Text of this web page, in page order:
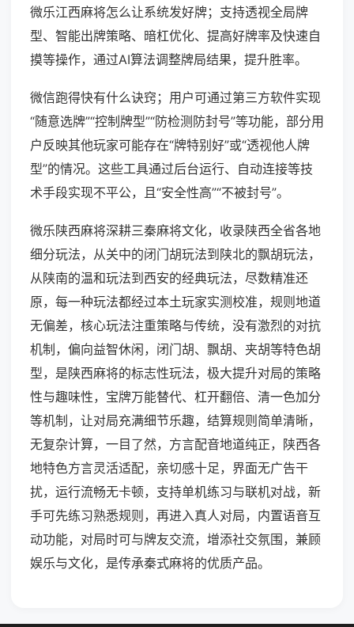
微乐江西麻将怎么让系统发好牌；支持透视全局牌
型、智能出牌策略、暗杠优化、提高好牌率及快速自
摸等操作，通过AI算法调整牌局结果，提升胜率。
微信跑得快有什么诀窍；用户可通过第三方软件实现
“随意选牌”“控制牌型”“防检测防封号”等功能，部分用
户反映其他玩家可能存在“牌特别好”或“透视他人牌
型”的情况。这些工具通过后台运行、自动连接等技
术手段实现不平公，且“安全性高”“不被封号”。
微乐陕西麻将深耕三秦麻将文化，收录陕西全省各地
细分玩法，从关中的闭门胡玩法到陕北的飘胡玩法，
从陕南的温和玩法到西安的经典玩法，尽数精准还
原，每一种玩法都经过本土玩家实测校准，规则地道
无偏差，核心玩法注重策略与传统，没有激烈的对抗
机制，偏向益智休闲，闭门胡、飘胡、夹胡等特色胡
型，是陕西麻将的标志性玩法，极大提升对局的策略
性与趣味性，宝牌万能替代、杠开翻倍、清一色加分
等机制，让对局充满细节乐趣，结算规则简单清晰，
无复杂计算，一目了然，方言配音地道纯正，陕西各
地特色方言灵活适配，亲切感十足，界面无广告干
扰，运行流畅无卡顿，支持单机练习与联机对战，新
手可先练习熟悉规则，再进入真人对局，内置语音互
动功能，对局时可与牌友交流，增添社交氛围，兼顾
娱乐与文化，是传承秦式麻将的优质产品。